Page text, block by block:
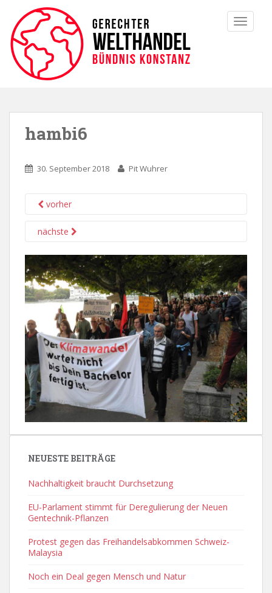
hambi6
30. September 2018 Pit Wuhrer
vorher
nächste
NEUESTE BEITRÄGE
Nachhaltigkeit braucht Durchsetzung
EU-Parlament stimmt für Deregulierung der Neuen
Gentechnik-Pflanzen
Protest gegen das Freihandelsabkommen Schweiz-
Malaysia
Noch ein Deal gegen Mensch und Natur